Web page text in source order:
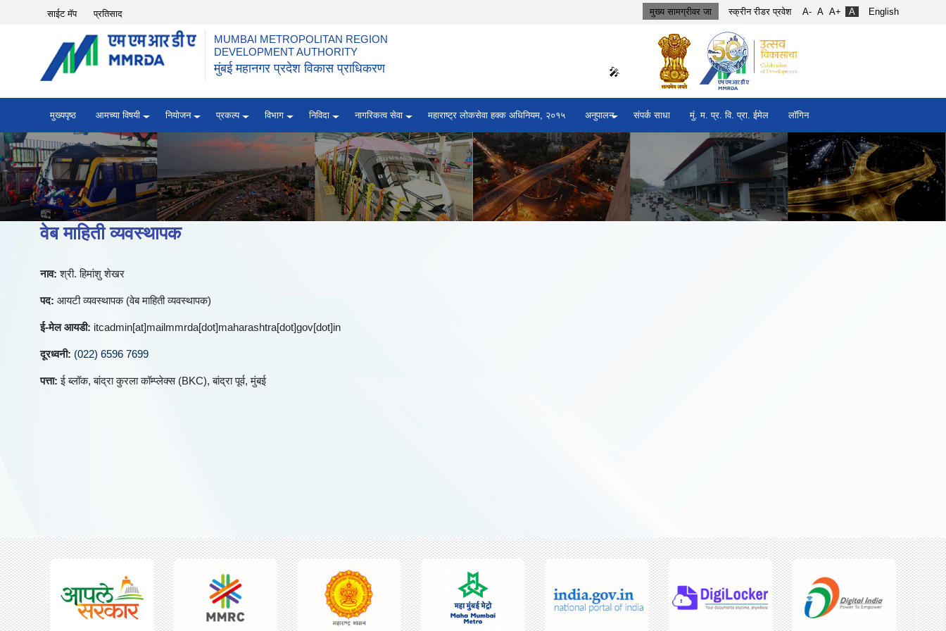
Top Header Menu
साईट मॅप प्रतिसाद मुख्य सामग्रीवर जा स्क्रीन रीडर प्रवेश A- A A+ A English
MUMBAI METROPOLITAN REGION
DEVELOPMENT AUTHORITY
मुंबई महानगर प्रदेश विकास प्राधिकरण 🎤
मुख्यपृष्ठ आमच्या विषयी नियोजन प्रकल्प विभाग निविदा नागरिकत्व सेवा महाराष्ट्र लोकसेवा हक्क अधिनियम, २०१५ अनुपालन संपर्क साधा मुं. म. प्र. वि. प्रा. ईमेल लॉगिन
वेब माहिती व्यवस्थापक
नाव: श्री. हिमांशु शेखर
पद: आयटी व्यवस्थापक (वेब माहिती व्यवस्थापक)
ई-मेल आयडी: itcadmin[at]mailmmrda[dot]maharashtra[dot]gov[dot]in
दूरध्वनी: (022) 6596 7699
पत्ता: ई ब्लॉक, बांद्रा कुरला कॉम्प्लेक्स (BKC), बांद्रा पूर्व, मुंबई